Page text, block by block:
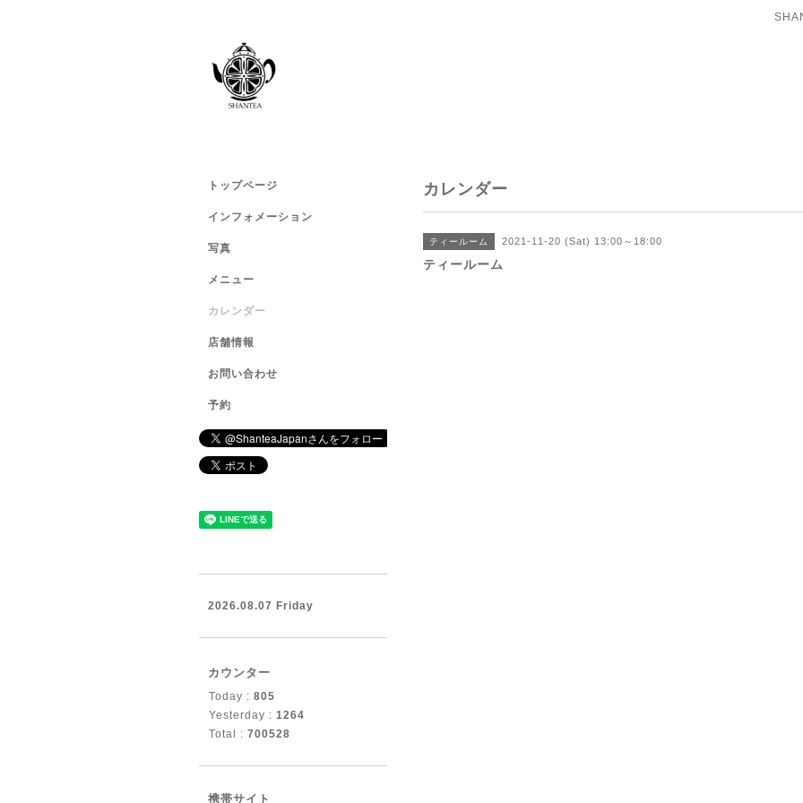
カレンダー
ティールーム 2021-11-20 (Sat) 13:00～18:00
ティールーム
トップページ
インフォメーション
写真
メニュー
カレンダー
店舗情報
お問い合わせ
予約
2026.08.07 Friday
カウンター
Today : 805
Yesterday : 1264
Total : 700528
携帯サイト